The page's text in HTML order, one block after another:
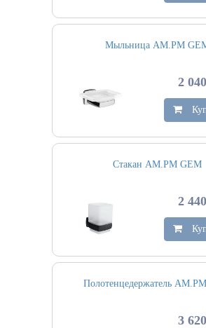
Мыльница AM.PM
2
Стакан AM.PM GEM
2
Полотенцедержатель
3